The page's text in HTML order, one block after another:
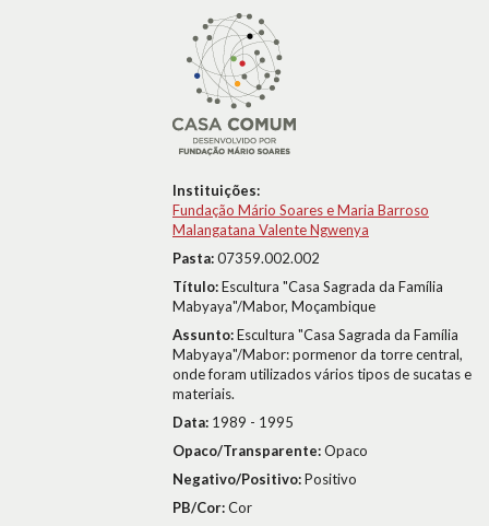
Instituições:
Fundação Mário Soares e Maria Barroso
Malangatana Valente Ngwenya
Pasta:07359.002.002
Título:Escultura "Casa Sagrada da Família
Mabyaya"/Mabor, Moçambique
Assunto:Escultura "Casa Sagrada da Família
Mabyaya"/Mabor: pormenor da torre central,
onde foram utilizados vários tipos de sucatas e
materiais.
Data: 1989 - 1995
Opaco/Transparente:Opaco
Negativo/Positivo:Positivo
PB/Cor:Cor